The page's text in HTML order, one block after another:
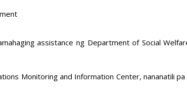
assistance ng Department of Social
Monitoring and Information Center, nananatili